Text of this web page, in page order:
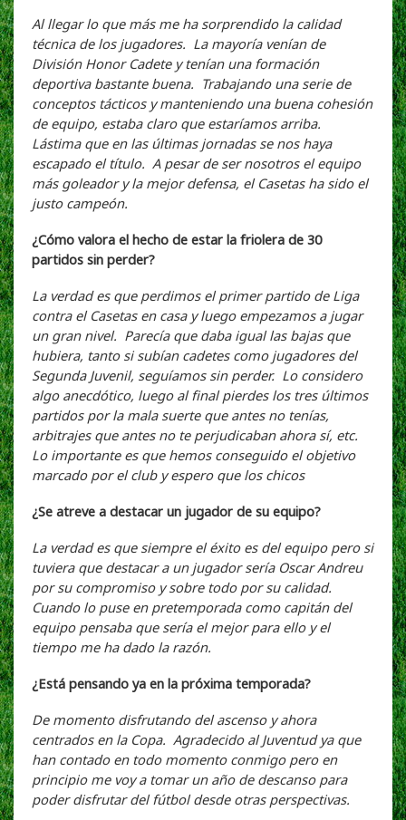
Al llegar lo que más me ha sorprendido la calidad
técnica de los jugadores. La mayoría venían de
División Honor Cadete y tenían una formación
deportiva bastante buena. Trabajando una serie de
conceptos tácticos y manteniendo una buena cohesión
de equipo, estaba claro que estaríamos arriba.
Lástima que en las últimas jornadas se nos haya
escapado el título. A pesar de ser nosotros el equipo
más goleador y la mejor defensa, el Casetas ha sido el
justo campeón.
¿Cómo valora el hecho de estar la friolera de 30
partidos sin perder?
La verdad es que perdimos el primer partido de Liga
contra el Casetas en casa y luego empezamos a jugar
un gran nivel. Parecía que daba igual las bajas que
hubiera, tanto si subían cadetes como jugadores del
Segunda Juvenil, seguíamos sin perder. Lo considero
algo anecdótico, luego al final pierdes los tres últimos
partidos por la mala suerte que antes no tenías,
arbitrajes que antes no te perjudicaban ahora sí, etc.
Lo importante es que hemos conseguido el objetivo
marcado por el club y espero que los chicos
¿Se atreve a destacar un jugador de su equipo?
La verdad es que siempre el éxito es del equipo pero si
tuviera que destacar a un jugador sería Oscar Andreu
por su compromiso y sobre todo por su calidad.
Cuando lo puse en pretemporada como capitán del
equipo pensaba que sería el mejor para ello y el
tiempo me ha dado la razón.
¿Está pensando ya en la próxima temporada?
De momento disfrutando del ascenso y ahora
centrados en la Copa. Agradecido al Juventud ya que
han contado en todo momento conmigo pero en
principio me voy a tomar un año de descanso para
poder disfrutar del fútbol desde otras perspectivas.